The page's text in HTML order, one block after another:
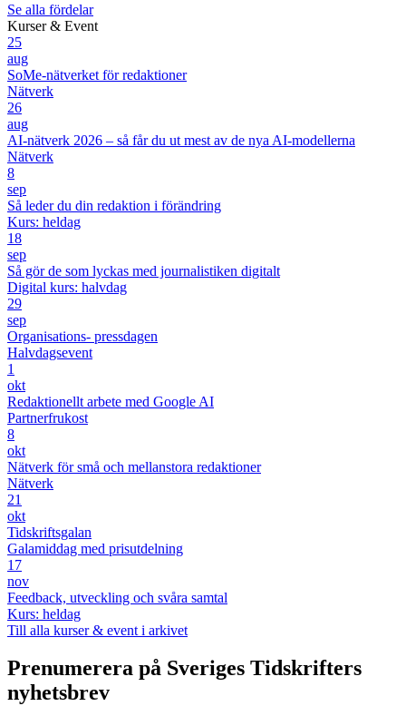
Se alla fördelar
Kurser & Event
25
aug
SoMe-nätverket för redaktioner
Nätverk
26
aug
AI-nätverk 2026 – så får du ut mest av de nya AI-modellerna
Nätverk
8
sep
Så leder du din redaktion i förändring
Kurs: heldag
18
sep
Så gör de som lyckas med journalistiken digitalt
Digital kurs: halvdag
29
sep
Organisations- pressdagen
Halvdagsevent
1
okt
Redaktionellt arbete med Google AI
Partnerfrukost
8
okt
Nätverk för små och mellanstora redaktioner
Nätverk
21
okt
Tidskriftsgalan
Galamiddag med prisutdelning
17
nov
Feedback, utveckling och svåra samtal
Kurs: heldag
Till alla kurser & event i arkivet
Prenumerera på Sveriges Tidskrifters
nyhetsbrev